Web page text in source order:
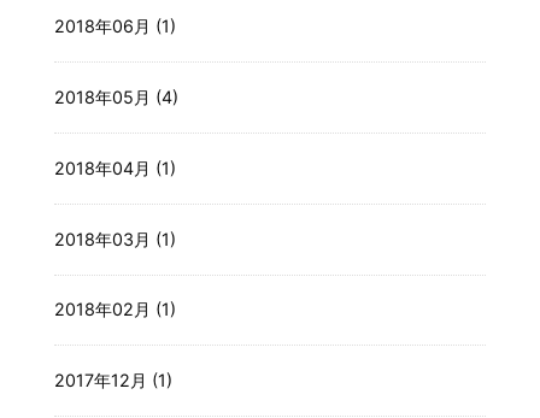
2018年06月 (1)
2018年05月 (4)
2018年04月 (1)
2018年03月 (1)
2018年02月 (1)
2017年12月 (1)